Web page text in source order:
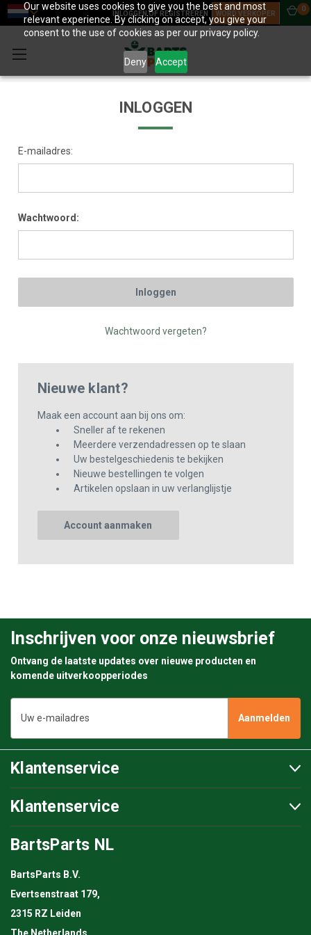
Our website uses cookies to give you the best and most
relevant experience. By clicking on accept, you give your
consent to the use of cookies as per our privacy policy.
Deny Accept
INLOGGEN OF REGISTREREN WORD VERKOPER
0
INLOGGEN
E-mailadres:
Wachtwoord:
Wachtwoord vergeten?
Nieuwe klant?
Maak een account aan bij ons om:
Sneller af te rekenen
Meerdere verzendadressen op te slaan
Uw bestelgeschiedenis te bekijken
Nieuwe bestellingen te volgen
Artikelen opslaan in uw verlanglijstje
Account aanmaken
Inschrijven voor onze nieuwsbrief
Ontvang de laatste updates over nieuwe producten en
komende uitverkoopperiodes
mailadres
Klantenservice
Klantenservice
BartsParts NL
BartsParts B.V.
Evertsenstraat 179,
2315 RZ Leiden